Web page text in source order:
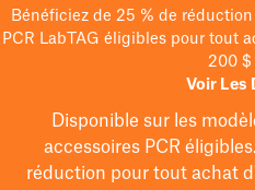
Bénéficiez de 25 % de
PCR LabTAG éligibles pour tout
200 $
Voir Les
Disponible sur les
accessoires PCR
réduction pour tout achat